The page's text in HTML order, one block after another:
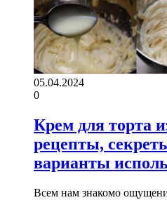
05.04.2024
0
Крем для торта
рецепты,
варианты
Всем нам знакомо